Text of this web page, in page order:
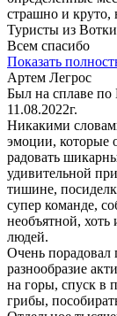
страшно и круто,
Туристы из
Всем спасибо
Показать
Артем Легрос
Был на сплаве по
11.08.2022г.
Никакими
эмоции, которые
радовать
удивительной
тишине,
супер команде,
необъятной,
людей.
Очень порадовал
разнообразие
на горы, спуск в
грибы,